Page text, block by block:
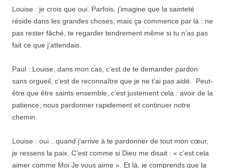
Louise : je crois que oui. Parfois, j’imagine que la sainteté
réside dans les grandes choses, mais ça commence par là : ne
pas rester fâché, te regarder tendrement même si tu n’as pas
fait ce que j’attendais.
Paul : Louise, dans mon cas, c’est de te demander pardon
sans orgueil, c’est de reconnaître que je ne t’ai pas aidé. Peut-
être que être saints ensemble, c’est justement cela : avoir de la
patience, nous pardonner rapidement et continuer notre
chemin.
Louise : oui…quand j’arrive à te pardonner de tout mon cœur,
je ressens la paix. C’est comme si Dieu me disait : « c’est cela
aimer comme Moi Je vous aime ». Et là, je comprends que la